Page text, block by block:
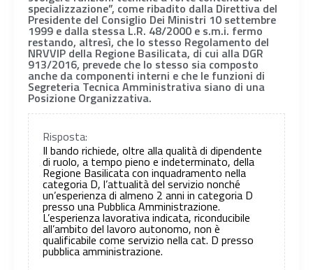
specializzazione”, come ribadito dalla Direttiva del
Presidente del Consiglio Dei Ministri 10 settembre
1999 e dalla stessa L.R. 48/2000 e s.m.i. fermo
restando, altresì, che lo stesso Regolamento del
NRVVIP della Regione Basilicata, di cui alla DGR
913/2016, prevede che lo stesso sia composto
anche da componenti interni e che le funzioni di
Segreteria Tecnica Amministrativa siano di una
Posizione Organizzativa.
Risposta:
Il bando richiede, oltre alla qualità di dipendente
di ruolo, a tempo pieno e indeterminato, della
Regione Basilicata con inquadramento nella
categoria D, l’attualità del servizio nonché
un’esperienza di almeno 2 anni in categoria D
presso una Pubblica Amministrazione.
L’esperienza lavorativa indicata, riconducibile
all’ambito del lavoro autonomo, non è
qualificabile come servizio nella cat. D presso
pubblica amministrazione.